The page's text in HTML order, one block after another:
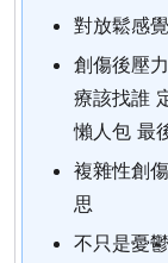
對放鬆感
創傷後壓
療該找誰
懶人包 最
複雜性創
思
不只是憂